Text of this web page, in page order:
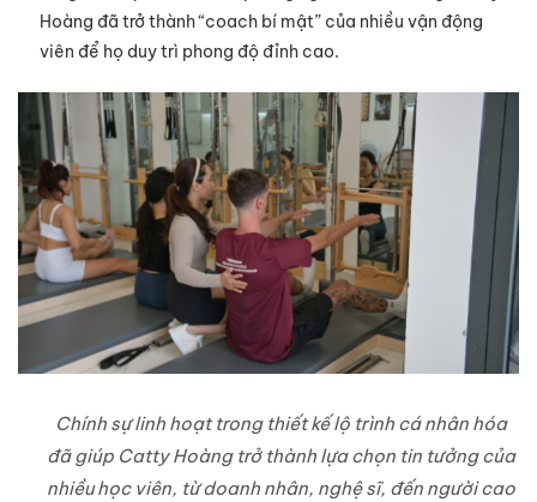
Hoàng đã trở thành “coach bí mật” của nhiều vận động
viên để họ duy trì phong độ đỉnh cao.
Chính sự linh hoạt trong thiết kế lộ trình cá nhân hóa
đã giúp Catty Hoàng trở thành lựa chọn tin tưởng của
nhiều học viên, từ doanh nhân, nghệ sĩ, đến người cao